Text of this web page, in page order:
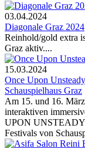
03.04.2024
Diagonale Graz 2024
Reinhold/gold extra
Graz aktiv....
15.03.2024
Once Upon
Schauspielhaus Graz
Am 15. und 16.
interaktiven
UPON UNSTEADY
Festivals von